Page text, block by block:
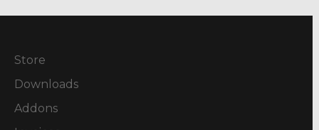
Store
Downloads
Addons